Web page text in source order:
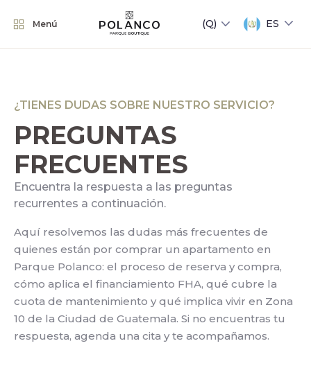
Menú ES
¿TIENES DUDAS SOBRE NUESTRO SERVICIO?
PREGUNTAS
FRECUENTES
Encuentra la respuesta a las preguntas
recurrentes a continuación.
Aquí resolvemos las dudas más frecuentes de
quienes están por comprar un apartamento en
Parque Polanco: el proceso de reserva y compra,
cómo aplica el financiamiento FHA, qué cubre la
cuota de mantenimiento y qué implica vivir en Zona
10 de la Ciudad de Guatemala. Si no encuentras tu
respuesta, agenda una cita y te acompañamos.